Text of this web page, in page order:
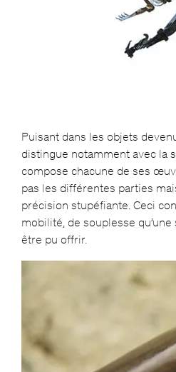
Puisant dans les objets
distingue notamment avec la
compose chacune de ses
pas les différentes parties
précision stupéfiante. Ceci
mobilité, de souplesse
être pu offrir.